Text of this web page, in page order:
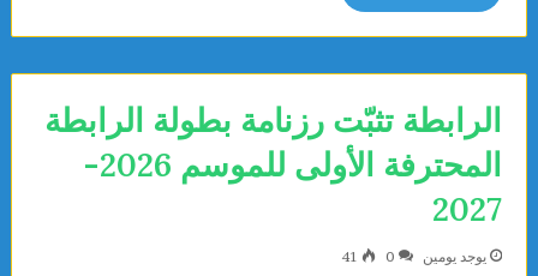
الرابطة تثبّت رزنامة بطولة الرابطة
المحترفة الأولى للموسم 2026-
2027
يوجد يومين 0
41